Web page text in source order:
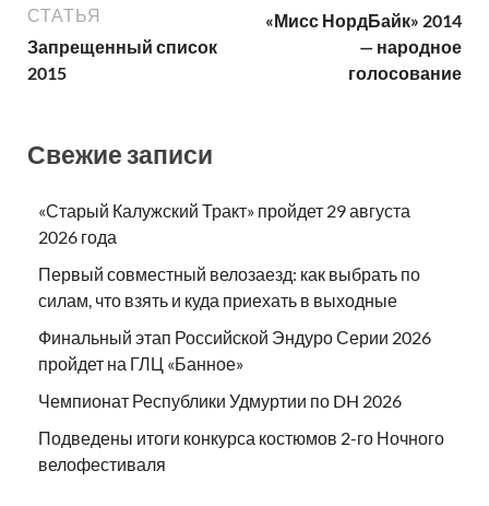
СТАТЬЯ
Запрещенный список
2015
«Мисс НордБайк» 2014
— народное
голосование
Свежие записи
«Старый Калужский Тракт» пройдет 29 августа
2026 года
Первый совместный велозаезд: как выбрать по
силам, что взять и куда приехать в выходные
Финальный этап Российской Эндуро Серии 2026
пройдет на ГЛЦ «Банное»
Чемпионат Республики Удмуртии по DH 2026
Подведены итоги конкурса костюмов 2-го Ночного
велофестиваля